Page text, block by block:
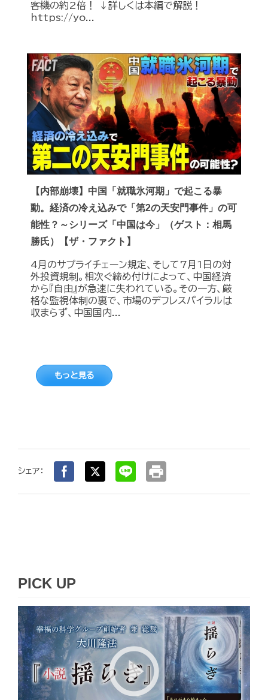
客機の約2倍！ ↓詳しくは本編で解説！
https://yo...
【内部崩壊】中国「就職氷河期」で起こる暴
動。経済の冷え込みで「第2の天安門事件」の可
能性？～シリーズ「中国は今」（ゲスト：相馬
勝氏）【ザ・ファクト】
4月のサプライチェーン規定、そして7月1日の対
外投資規制。相次ぐ締め付けによって、中国経済
から『自由』が急速に失われている。その一方、厳
格な監視体制の裏で、市場のデフレスパイラルは
収まらず、中国国内...
もっと見る
シェア： print
PICK UP